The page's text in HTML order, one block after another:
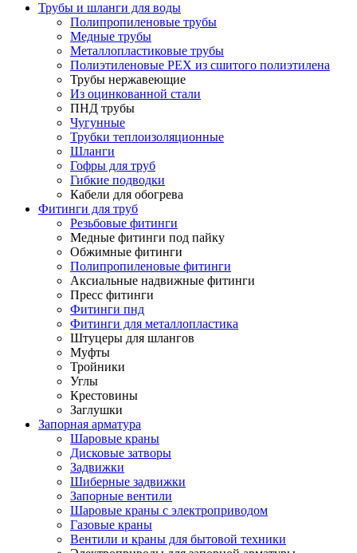
Трубы и шланги для воды
Полипропиленовые трубы
Медные трубы
Металлопластиковые трубы
Полиэтиленовые PEX из сшитого полиэтилена
Трубы нержавеющие
Из оцинкованной стали
ПНД трубы
Чугунные
Трубки теплоизоляционные
Шланги
Гофры для труб
Гибкие подводки
Кабели для обогрева
Фитинги для труб
Резьбовые фитинги
Медные фитинги под пайку
Обжимные фитинги
Полипропиленовые фитинги
Аксиальные надвижные фитинги
Пресс фитинги
Фитинги пнд
Фитинги для металлопластика
Штуцеры для шлангов
Муфты
Тройники
Углы
Крестовины
Заглушки
Запорная арматура
Шаровые краны
Дисковые затворы
Задвижки
Шиберные задвижки
Запорные вентили
Шаровые краны с электроприводом
Газовые краны
Вентили и краны для бытовой техники